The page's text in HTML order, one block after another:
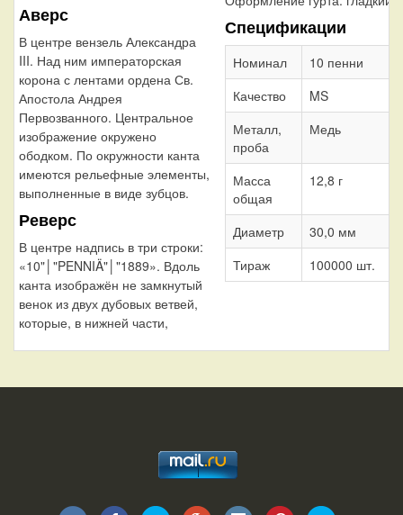
Аверс
В центре вензель Александра
III. Над ним императорская
корона с лентами ордена Св.
Апостола Андрея
Первозванного. Центральное
изображение окружено
ободком. По окружности канта
имеются рельефные элементы,
выполненные в виде зубцов.
Реверс
В центре надпись в три строки:
«10"│"PENNIÄ"│"1889». Вдоль
канта изображён не замкнутый
венок из двух дубовых ветвей,
которые, в нижней части,
Спецификации
Номинал
10 пенни
Качество
MS
Металл,
проба
Медь
Масса
общая
12,8 г
Диаметр
30,0 мм
Тираж
100000 шт.